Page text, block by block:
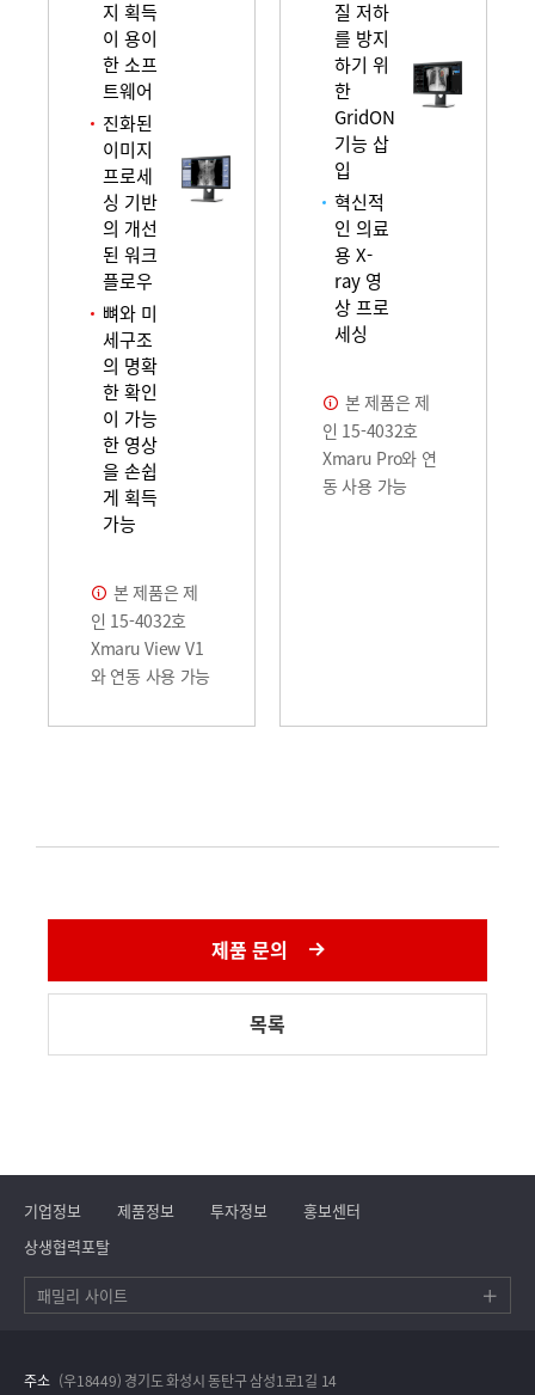
지 획득
이 용이
한 소프
트웨어
진화된
이미지
프로세
싱 기반
의 개선
된 워크
플로우
뼈와 미
세구조
의 명확
한 확인
이 가능
한 영상
을 손쉽
게 획득
가능
본 제품은 제
인 15-4032호
Xmaru View V1
와 연동 사용 가능
질 저하
를 방지
하기 위
한
GridON
기능 삽
입
혁신적
인 의료
용 X-
ray 영
상 프로
세싱
본 제품은 제
인 15-4032호
Xmaru Pro와 연
동 사용 가능
제품 문의
목록
기업정보 제품정보 투자정보
홍보센터
상생협력포탈
패밀리 사이트
주소 (우18449) 경기도 화성시 동탄구 삼성1로1길 14